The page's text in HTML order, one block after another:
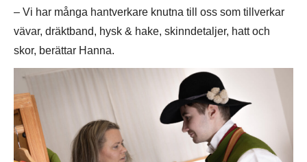
– Vi har många hantverkare knutna till oss som tillverkar
vävar, dräktband, hysk & hake, skinndetaljer, hatt och
skor, berättar Hanna.